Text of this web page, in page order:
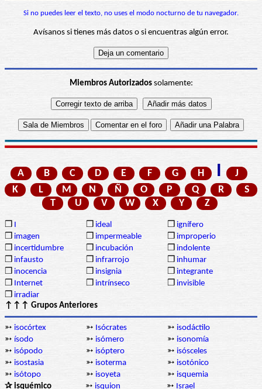
Si no puedes leer el texto, no uses el modo nocturno de tu navegador.
Avísanos si tienes más datos o si encuentras algún error.
Miembros Autorizadossolamente:
A B C D E F G H I
J
K
L M N Ñ O P Q R
S
T
U V W X Y Z
❒ I ❒ ideal ❒ ignífero
❒ imagen ❒ impermeable ❒ improperio
❒ incertidumbre ❒ incubación ❒ indolente
❒ infausto ❒ infrarrojo ❒ inhumar
❒ inocencia ❒ insignia ❒ integrante
❒ Internet ❒ intrínseco ❒ invisible
❒ irradiar
↑↑↑ Grupos Anteriores
➳ isocórtex ➳ Isócrates ➳ isodáctilo
➳ ísodo ➳ isómero ➳ isonomía
➳ isópodo ➳ isóptero ➳ isósceles
➳ isostasia ➳ isoterma ➳ isotónico
➳ isótopo ➳ isoyeta ➳ isquemia
✰ isquémico
➳ isquion ➳ Israel